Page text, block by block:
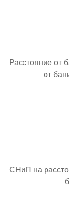
Расстояние от
от
СНиП на